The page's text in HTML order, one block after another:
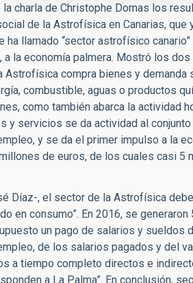
la charla de Christophe Domas los
de la Astrofísica en Canarias, que
llamado “sector astrofísico
a la economía palmera. Mostró los
Astrofísica compra bienes y
combustible, aguas o productos
como también abarca la actividad
y servicios se da actividad al
y se da el primer impulso a la
de euros, de los cuales casi
Díaz-, el sector de la Astrofísica
en consumo”. En 2016, se
un pago de salarios y sueldos
de los salarios pagados y del
a tiempo completo directos e
a La Palma”. En conclusión,